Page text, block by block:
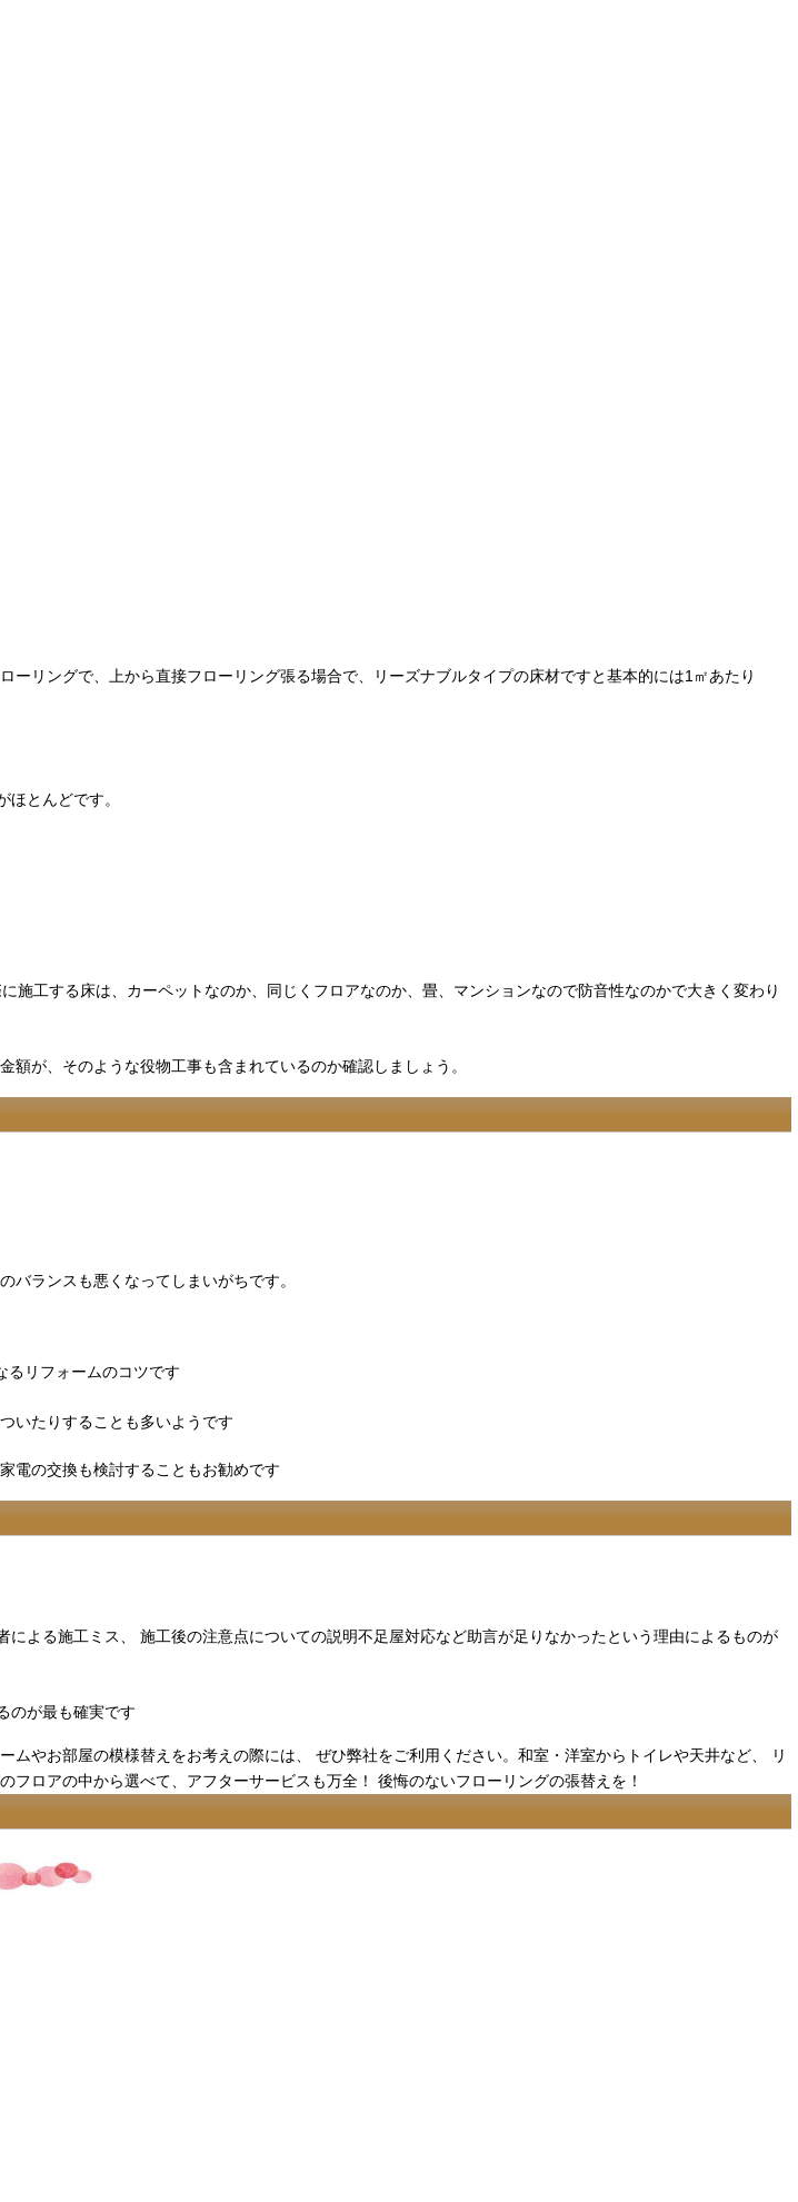
リングで、上から直接フローリング張る場合で、リーズナブルタイプの床材ですと基本的には1㎡あたり
とんどです。
工する床は、カーペットなのか、同じくフロアなのか、畳、マンションなので防音性なのかで大きく変わり
が、そのような役物工事も含まれているのか確認しましょう。
バランスも悪くなってしまいがちです。
るリフォームのコツです
いたりすることも多いようです
電の交換も検討することもお勧めです
よる施工ミス、 施工後の注意点についての説明不足屋対応など助言が足りなかったという理由によるものが
のが最も確実です
やお部屋の模様替えをお考えの際には、 ぜひ弊社をご利用ください。和室・洋室からトイレや天井など、 リ
ロアの中から選べて、アフターサービスも万全！ 後悔のないフローリングの張替えを！